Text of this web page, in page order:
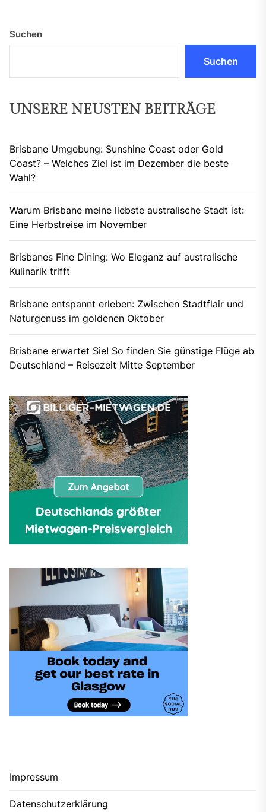
Suchen
Suchen
UNSERE NEUSTEN BEITRÄGE
Brisbane Umgebung: Sunshine Coast oder Gold
Coast? – Welches Ziel ist im Dezember die beste
Wahl?
Warum Brisbane meine liebste australische Stadt ist:
Eine Herbstreise im November
Brisbanes Fine Dining: Wo Eleganz auf australische
Kulinarik trifft
Brisbane entspannt erleben: Zwischen Stadtflair und
Naturgenuss im goldenen Oktober
Brisbane erwartet Sie! So finden Sie günstige Flüge ab
Deutschland – Reisezeit Mitte September
Impressum
Datenschutzerklärung